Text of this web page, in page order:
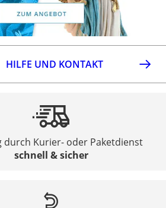
HILFE UND KONTAKT
durch Kurier- oder Paketdienst
schnell & sicher